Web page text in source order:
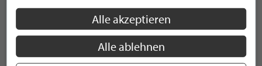
STILPUNKTE AUF
INSTAGRAM
Alle akzeptieren
Alle ablehnen